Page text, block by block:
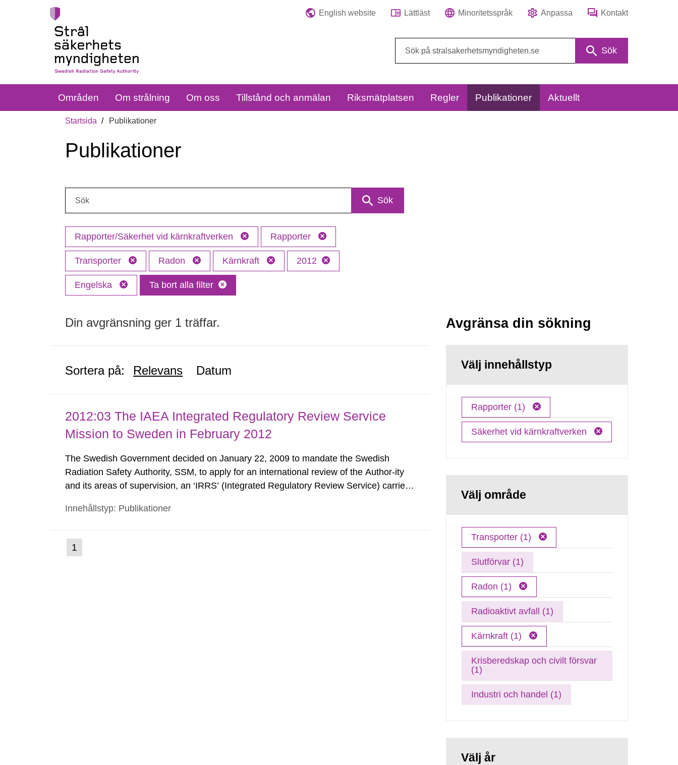
English website Lättläst Minoritetsspråk Anpassa Kontakt
Sök
Områden Om strålning Om oss Tillstånd och anmälan Riksmätplatsen Regler Publikationer Aktuellt
Startsida Publikationer
Publikationer
Sök
Rapporter/Säkerhet vid kärnkraftverken Rapporter
Transporter Radon Kärnkraft 2012
Engelska Ta bort alla filter
Din avgränsning ger 1 träffar.
Sortera på: Relevans Datum
2012:03 The IAEA Integrated Regulatory Review Service
Mission to Sweden in February 2012
The Swedish Government decided on January 22, 2009 to mandate the Swedish
Radiation Safety Authority, SSM, to apply for an international review of the Author-ity
and its areas of supervision, an ‘IRRS’ (Integrated Regulatory Review Service) carried
made a formal request to the IAEA for an IRRS in Sweden. The time...
Innehållstyp: Publikationer
Gå
till
1
Avgränsa din sökning
Välj innehållstyp
Rapporter (1)
Säkerhet vid kärnkraftverken
Välj område
Transporter (1)
Slutförvar (1)
Radon (1)
Radioaktivt avfall (1)
Kärnkraft (1)
Krisberedskap och civilt försvar
(1)
Industri och handel (1)
Välj år